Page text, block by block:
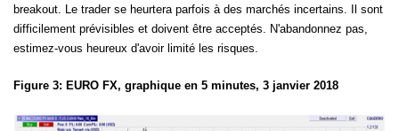
breakout. Le trader se heurtera parfois à des marchés incertains. Il sont
difficilement prévisibles et doivent être acceptés. N'abandonnez pas,
estimez-vous heureux d'avoir limité les risques.
Figure 3: EURO FX, graphique en 5 minutes, 3 janvier 2018